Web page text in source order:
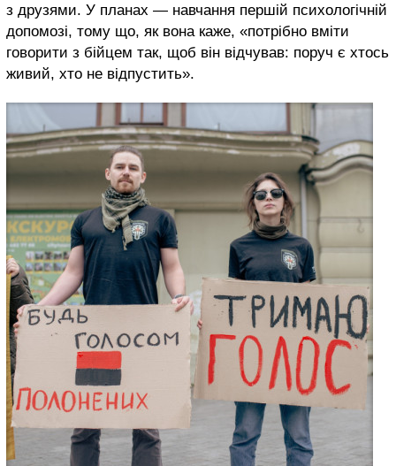
з друзями. У планах — навчання першій психологічній
допомозі, тому що, як вона каже, «потрібно вміти
говорити з бійцем так, щоб він відчував: поруч є хтось
живий, хто не відпустить».